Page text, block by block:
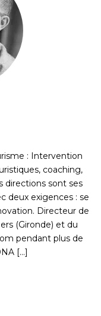
: Intervention
coaching,
directions sont ses
deux exigences : se
Directeur de
(Gironde) et du
pendant plus de
[...]